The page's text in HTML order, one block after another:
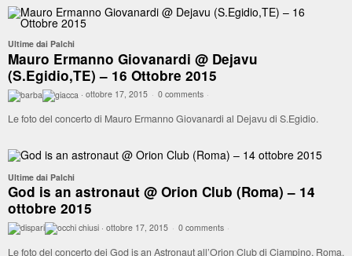
Ultime dai Palchi
Mauro Ermanno Giovanardi @ Dejavu
(S.Egidio,TE) – 16 Ottobre 2015
· ottobre 17, 2015 · 0 comments ·
Le foto del concerto di Mauro Ermanno Giovanardi al Dejavu di S.Egidio.
Ultime dai Palchi
God is an astronaut @ Orion Club (Roma) – 14
ottobre 2015
· ottobre 17, 2015 · 0 comments ·
Le foto del concerto dei God is an Astronaut all’Orion Club di Ciampino, Roma.